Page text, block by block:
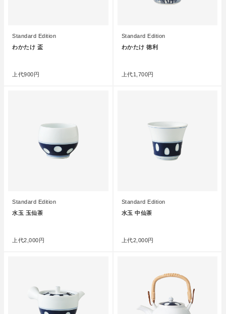
Standard Edition
わかたけ 盃
上代900円
Standard Edition
わかたけ 徳利
上代1,700円
Standard Edition
水玉 玉仙茶
上代2,000円
Standard Edition
水玉 中仙茶
上代2,000円